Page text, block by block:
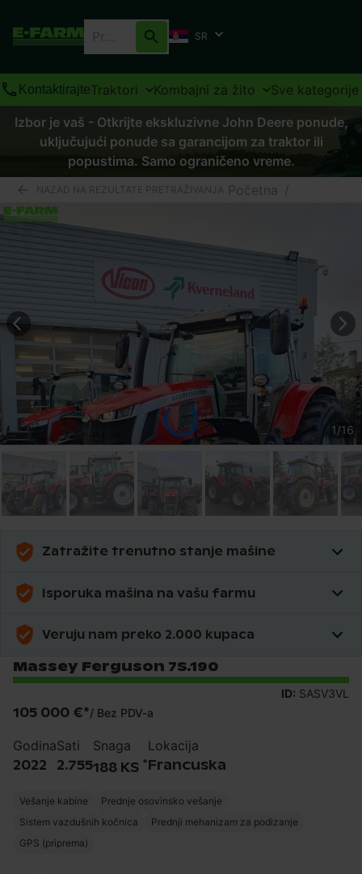
SR
KontaktirajteTraktori Kombajni za žito
Sve kategorije
Izbor je vaš - Otkrijte ekskluzivne John Deere ponude,
uključujući ponude sa garancijom za traktor ili
popustima. Samo ograničeno vreme.
NAZAD NA REZULTATE PRETRAŽIVANJA Početna /
1/16
Zatražite trenutno stanje mašine
Isporuka mašina na vašu farmu
Veruju nam preko 2.000 kupaca
Massey Ferguson 7S.190
ID: SASV3VL
105 000 €*/ Bez PDV-a
Godina
2022
Sati
2.755
Snaga
188 KS *
Lokacija
Francuska
Vešanje kabine
Prednje osovinsko vešanje
Sistem vazdušnih kočnica
Prednji mehanizam za podizanje
GPS (priprema)